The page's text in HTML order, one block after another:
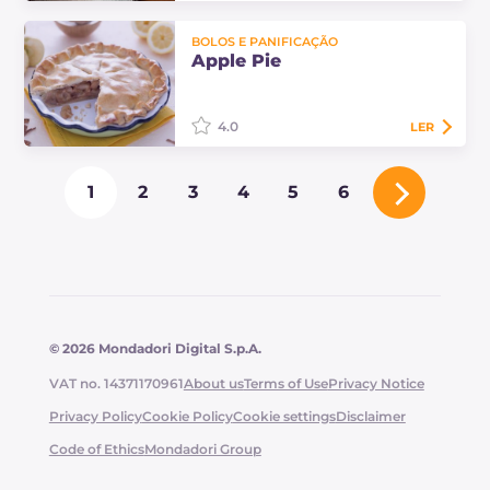
em uma massa fina, perfeitos para
saborear em um caldo quente.
BOLOS E PANIFICAÇÃO
Apple Pie
A Apple Pie, conhecida como
American Pie, é uma típica
sobremesa americana: uma torta
4.0 LER
1 2 3 4 5 6
© 2026 Mondadori Digital S.p.A.
VAT no. 14371170961About usTerms of UsePrivacy Notice
Privacy PolicyCookie PolicyCookie settingsDisclaimer
Code of EthicsMondadori Group